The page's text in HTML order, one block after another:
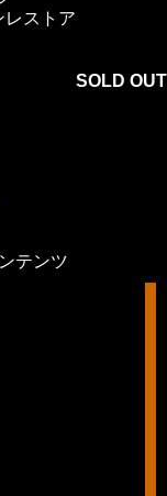
レストア
SOLD OUT
テンツ